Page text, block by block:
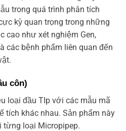
trong quá trình phân tích
kỳ quan trọng trong những
cao như xét nghiệm Gen,
các bệnh phẩm liên quan đến
côn)
loại đầu TIp với các mẫu mã
tích khác nhau. Sản phẩm này
loại Micropipep.